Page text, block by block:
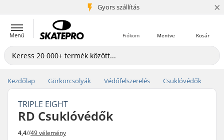
Gyors szállítás
5+ millió ügyfél ×
Menü Kosár
Mentve
Fiókom
Kezdőlap Görkorcsolyák Védőfelszerelés Csuklóvédők
TRIPLE EIGHT
RD Csuklóvédők
4,4//49 vélemény